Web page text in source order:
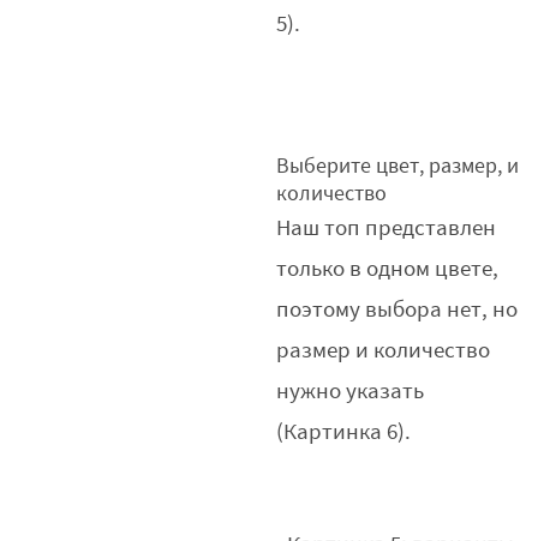
5).
Выберите цвет, размер, и
количество
Наш топ представлен
только в одном цвете,
поэтому выбора нет, но
размер и количество
нужно указать
(Картинка 6).